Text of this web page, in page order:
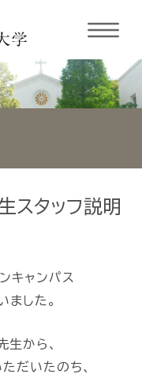
スタッフ説明
キャンパス
した。
から、
だいたのち、